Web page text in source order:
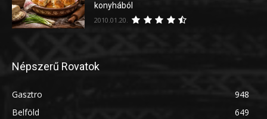
konyhából
2010.01.20.
Népszerű Rovatok
Gasztro
948
Belföld
649